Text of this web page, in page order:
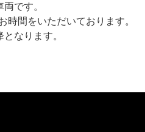
です。
間をいただいております。
なります。